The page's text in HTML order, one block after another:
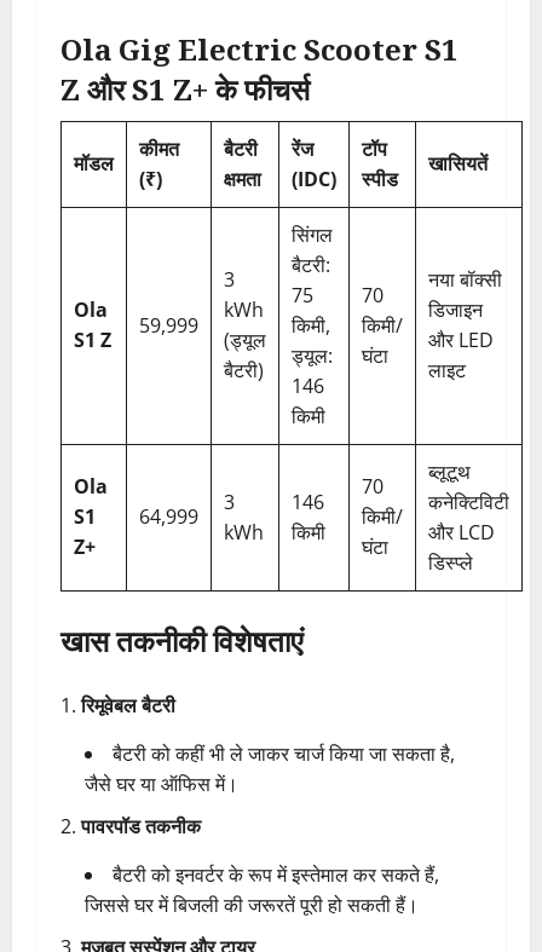
Ola Gig Electric Scooter S1
Z और S1 Z+ के फीचर्स
मॉडल
कीमत
(₹)
बैटरी
क्षमता
रेंज
(IDC)
टॉप
स्पीड
खासियतें
Ola
S1 Z
59,999
3
kWh
(ड्यूल
बैटरी)
सिंगल
बैटरी:
75
किमी,
ड्यूल:
146
किमी
70
किमी/
घंटा
नया बॉक्सी
डिजाइन
और LED
लाइट
Ola
S1
Z+
64,999
3
kWh
146
किमी
70
किमी/
घंटा
ब्लूटूथ
कनेक्टिविटी
और LCD
डिस्प्ले
खास तकनीकी विशेषताएं
रिमूवेबल बैटरी
बैटरी को कहीं भी ले जाकर चार्ज किया जा सकता है,
जैसे घर या ऑफिस में।
पावरपॉड तकनीक
बैटरी को इनवर्टर के रूप में इस्तेमाल कर सकते हैं,
जिससे घर में बिजली की जरूरतें पूरी हो सकती हैं।